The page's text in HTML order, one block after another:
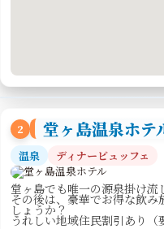
2 堂ヶ島温泉ホテ
温泉 ディナービュッフェ
堂ヶ島でも唯一の源泉掛け
その後は、豪華でお得な飲み
しょうか？
うれしい地域住民割引あり（